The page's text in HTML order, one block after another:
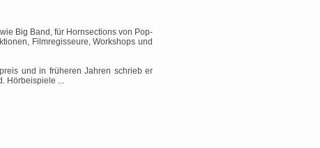
Big Band, für Hornsections von Pop-
Filmregisseure, Workshops und
und in früheren Jahren schrieb er
Hörbeispiele ...